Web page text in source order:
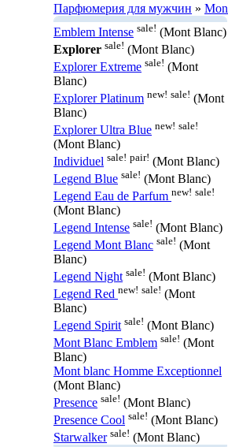
Парфюмерия для мужчин »
Emblem Intense sale! (Mont Blanc)
Explorer sale! (Mont Blanc)
Explorer Extreme sale! (Mont
Blanc)
Explorer Platinum new! sale! (Mont
Blanc)
Explorer Ultra Blue new! sale!
(Mont Blanc)
Individuel sale! pair! (Mont Blanc)
Legend Blue sale! (Mont Blanc)
Legend Eau de Parfum new! sale!
(Mont Blanc)
Legend Intense sale! (Mont Blanc)
Legend Mont Blanc sale! (Mont
Blanc)
Legend Night sale! (Mont Blanc)
Legend Red new! sale! (Mont
Blanc)
Legend Spirit sale! (Mont Blanc)
Mont Blanc Emblem sale! (Mont
Blanc)
Mont blanc Homme Exceptionnel
(Mont Blanc)
Presence sale! (Mont Blanc)
Presence Cool sale! (Mont Blanc)
Starwalker sale! (Mont Blanc)